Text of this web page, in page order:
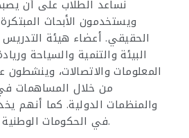
نساعد الطلاب على أن
ويستخدمون الأبحاث
الحقيقي. أعضاء هيئة
البيئة والتنمية والسياحة
المعلومات والاتصالات،
من خلال المساهمات في
والمنظمات الدولية. كما أنهم
في الحكومات الوطنية والمحلية في اليابان.